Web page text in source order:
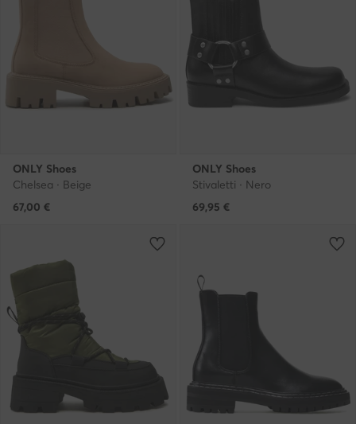
ONLY Shoes
Chelsea · Beige
67,00 €
ONLY Shoes
Stivaletti · Nero
69,95 €